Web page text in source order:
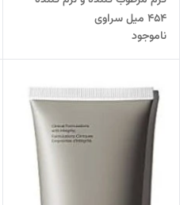
454 میل سراوی
ناموجود